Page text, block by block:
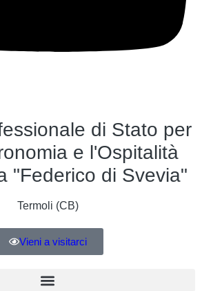
di Stato per
e l'Ospitalità
"Federico di Svevia"
Termoli (CB)
Vieni a visitarci